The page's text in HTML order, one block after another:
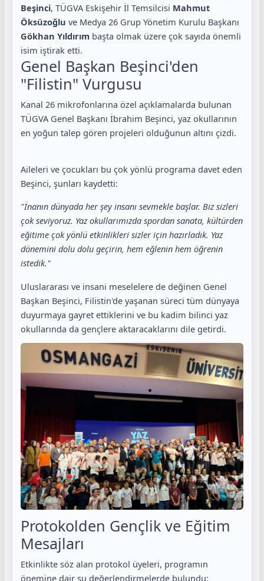
Beşinci, TÜGVA Eskişehir İl Temsilcisi Mahmut
Öksüzoğlu ve Medya 26 Grup Yönetim Kurulu Başkanı
Gökhan Yıldırım başta olmak üzere çok sayıda önemli
isim iştirak etti.
Genel Başkan Beşinci'den
"Filistin" Vurgusu
Kanal 26 mikrofonlarına özel açıklamalarda bulunan
TÜGVA Genel Başkanı İbrahim Beşinci, yaz okullarının
en yoğun talep gören projeleri olduğunun altını çizdi.
Aileleri ve çocukları bu çok yönlü programa davet eden
Beşinci, şunları kaydetti:
"İnanın dünyada her şey insanı sevmekle başlar. Biz sizleri
çok seviyoruz. Yaz okullarımızda spordan sanata, kültürden
eğitime çok yönlü etkinlikleri sizler için hazırladık. Yaz
dönemini dolu dolu geçirin, hem eğlenin hem öğrenin
istedik."
Uluslararası ve insani meselelere de değinen Genel
Başkan Beşinci, Filistin'de yaşanan süreci tüm dünyaya
duyurmaya gayret ettiklerini ve bu kadim bilinci yaz
okullarında da gençlere aktaracaklarını dile getirdi.
Protokolden Gençlik ve Eğitim
Mesajları
Etkinlikte söz alan protokol üyeleri, programın
önemine dair şu değerlendirmelerde bulundu: